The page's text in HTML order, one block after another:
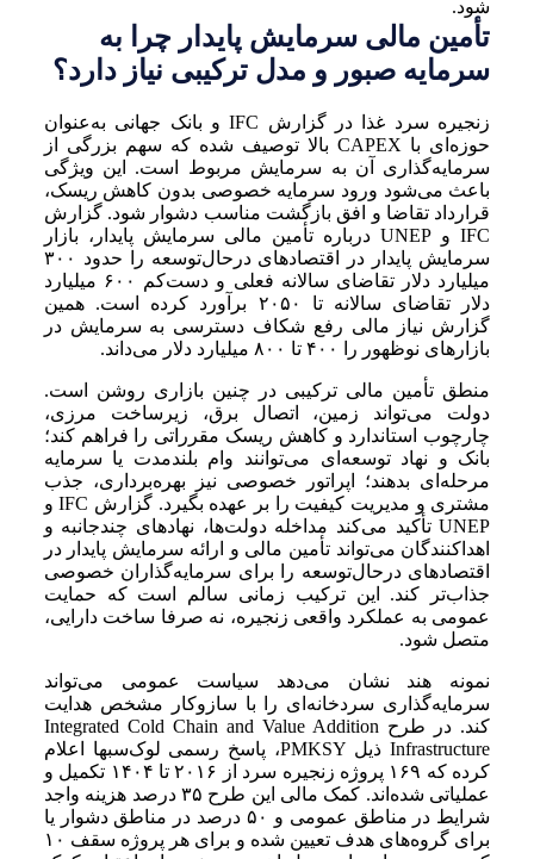
شود.
تأمین مالی سرمایش پایدار چرا به
سرمایه صبور و مدل ترکیبی نیاز دارد؟
زنجیره سرد غذا در گزارش IFC و بانک جهانی به‌عنوان
حوزه‌ای با CAPEX بالا توصیف شده که سهم بزرگی از
سرمایه‌گذاری آن به سرمایش مربوط است. این ویژگی
باعث می‌شود ورود سرمایه خصوصی بدون کاهش ریسک،
قرارداد تقاضا و افق بازگشت مناسب دشوار شود. گزارش
IFC و UNEP درباره تأمین مالی سرمایش پایدار، بازار
سرمایش پایدار در اقتصادهای درحال‌توسعه را حدود ۳۰۰
میلیارد دلار تقاضای سالانه فعلی و دست‌کم ۶۰۰ میلیارد
دلار تقاضای سالانه تا ۲۰۵۰ برآورد کرده است. همین
گزارش نیاز مالی رفع شکاف دسترسی به سرمایش در
بازارهای نوظهور را ۴۰۰ تا ۸۰۰ میلیارد دلار می‌داند.
منطق تأمین مالی ترکیبی در چنین بازاری روشن است.
دولت می‌تواند زمین، اتصال برق، زیرساخت مرزی،
چارچوب استاندارد و کاهش ریسک مقرراتی را فراهم کند؛
بانک و نهاد توسعه‌ای می‌توانند وام بلندمدت یا سرمایه
مرحله‌ای بدهند؛ اپراتور خصوصی نیز بهره‌برداری، جذب
مشتری و مدیریت کیفیت را بر عهده بگیرد. گزارش IFC و
UNEP تأکید می‌کند مداخله دولت‌ها، نهادهای چندجانبه و
اهداکنندگان می‌تواند تأمین مالی و ارائه سرمایش پایدار در
اقتصادهای درحال‌توسعه را برای سرمایه‌گذاران خصوصی
جذاب‌تر کند. این ترکیب زمانی سالم است که حمایت
عمومی به عملکرد واقعی زنجیره، نه صرفا ساخت دارایی،
متصل شود.
نمونه هند نشان می‌دهد سیاست عمومی می‌تواند
سرمایه‌گذاری سردخانه‌ای را با سازوکار مشخص هدایت
کند. در طرح Integrated Cold Chain and Value Addition
Infrastructure ذیل PMKSY، پاسخ رسمی لوک‌سبها اعلام
کرده که ۱۶۹ پروژه زنجیره سرد از ۲۰۱۶ تا ۱۴۰۴ تکمیل و
عملیاتی شده‌اند. کمک مالی این طرح ۳۵ درصد هزینه واجد
شرایط در مناطق عمومی و ۵۰ درصد در مناطق دشوار یا
برای گروه‌های هدف تعیین شده و برای هر پروژه سقف ۱۰